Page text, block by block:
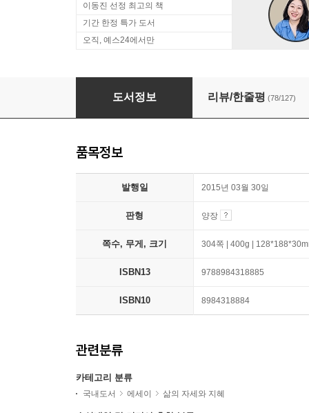
이동진 선정 최고의 책
기간 한정 특가 도서
오직, 예스24에서만
태도에 관하여
도서정보 리뷰/한줄평 (78/127)
품목정보
발행일 2015년 03월 30일
판형 양장
쪽수, 무게, 크기 304쪽 | 400g |
ISBN13 9788984318885
ISBN10 8984318884
관련분류
카테고리 분류
국내도서 에세이 삶의 자세와 지혜